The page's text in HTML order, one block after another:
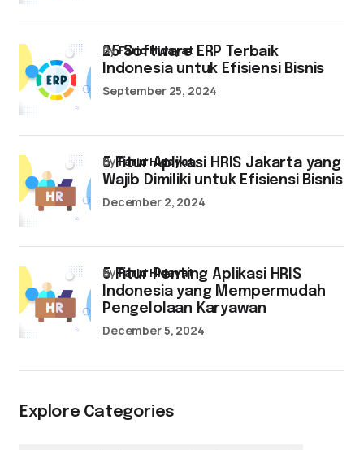
25 Software ERP Terbaik
Indonesia untuk Efisiensi Bisnis
byFarid Hidayat
September 25, 2024
5 Fitur Aplikasi HRIS Jakarta yang
Wajib Dimiliki untuk Efisiensi Bisnis
byFarid Hidayat
December 2, 2024
5 Fitur Penting Aplikasi HRIS
Indonesia yang Mempermudah
Pengelolaan Karyawan
byFarid Hidayat
December 5, 2024
Explore Categories